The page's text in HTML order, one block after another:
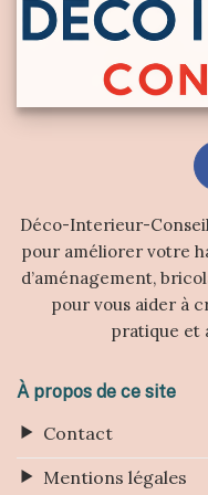
Déco-Interieur-
pour améliorer votre
d’aménagement,
pour vous aider à
pratique et
À propos de ce site
Contact
Mentions légales